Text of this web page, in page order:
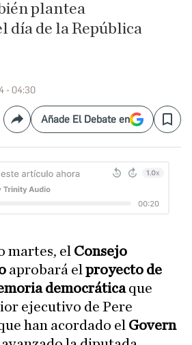
plantea
día de la República
- 04:30
CompartirAñade El Debate en Save
martes, el Consejo
aprobará elproyecto de
democráticaque
ejecutivo de Pere
han acordado el Govern